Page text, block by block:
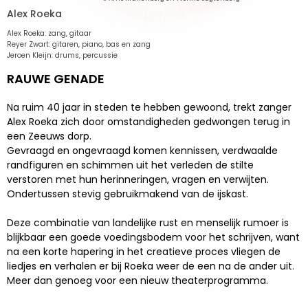
Alex Roeka
Alex Roeka: zang, gitaar
Reyer Zwart: gitaren, piano, bas en zang
Jeroen Kleijn: drums, percussie
RAUWE GENADE
Na ruim 40 jaar in steden te hebben gewoond, trekt zanger
Alex Roeka zich door omstandigheden gedwongen terug in
een Zeeuws dorp.
Gevraagd en ongevraagd komen kennissen, verdwaalde
randfiguren en schimmen uit het verleden de stilte
verstoren met hun herinneringen, vragen en verwijten.
Ondertussen stevig gebruikmakend van de ijskast.
Deze combinatie van landelijke rust en menselijk rumoer is
blijkbaar een goede voedingsbodem voor het schrijven, want
na een korte hapering in het creatieve proces vliegen de
liedjes en verhalen er bij Roeka weer de een na de ander uit.
Meer dan genoeg voor een nieuw theaterprogramma.